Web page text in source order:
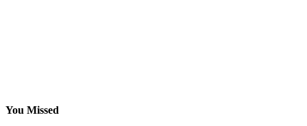
You Missed